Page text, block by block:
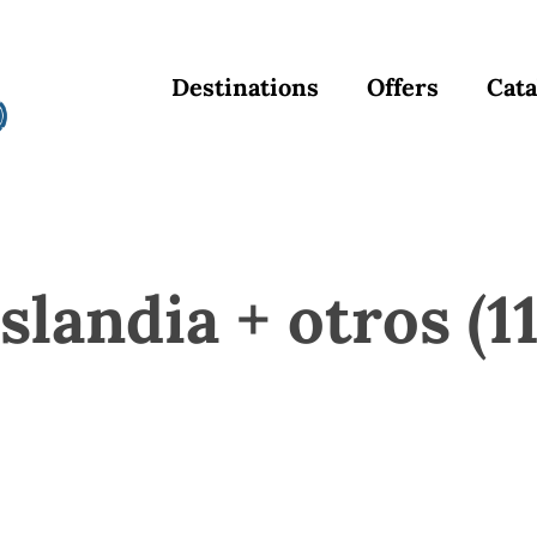
Destinations Offers
+ otros